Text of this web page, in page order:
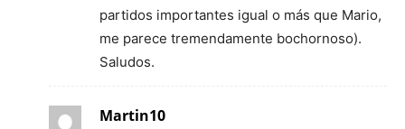
partidos importantes igual o más que Mario,
me parece tremendamente bochornoso).
Saludos.
Martin10